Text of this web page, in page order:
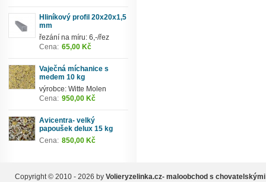
Hliníkový profil 20x20x1,5
mm
řezání na míru: 6,-/řez
Cena: 65,00 Kč
Vaječná míchanice s
medem 10 kg
výrobce: Witte Molen
Cena: 950,00 Kč
Avicentra- velký
papoušek delux 15 kg
Cena: 850,00 Kč
Copyright © 2010 - 2026 by Volieryzelinka.cz- maloobchod s